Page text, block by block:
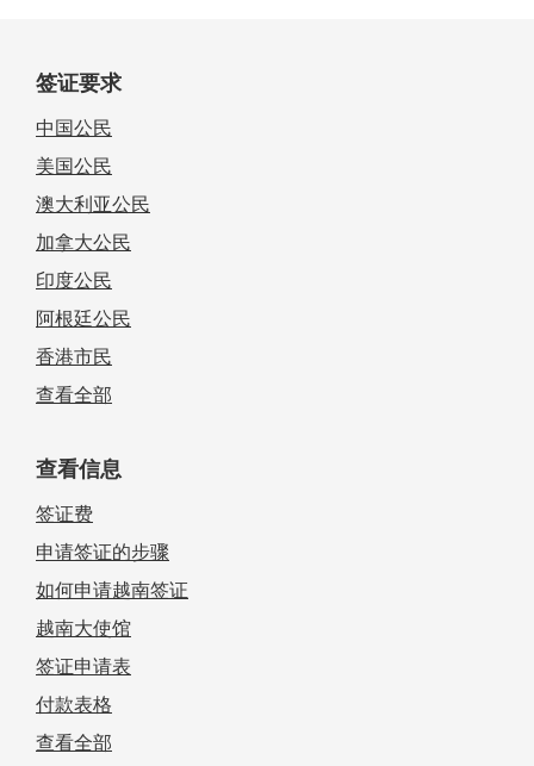
签证要求
中国公民
美国公民
澳大利亚公民
加拿大公民
印度公民
阿根廷公民
香港市民
查看全部
查看信息
签证费
申请签证的步骤
如何申请越南签证
越南大使馆
签证申请表
付款表格
查看全部